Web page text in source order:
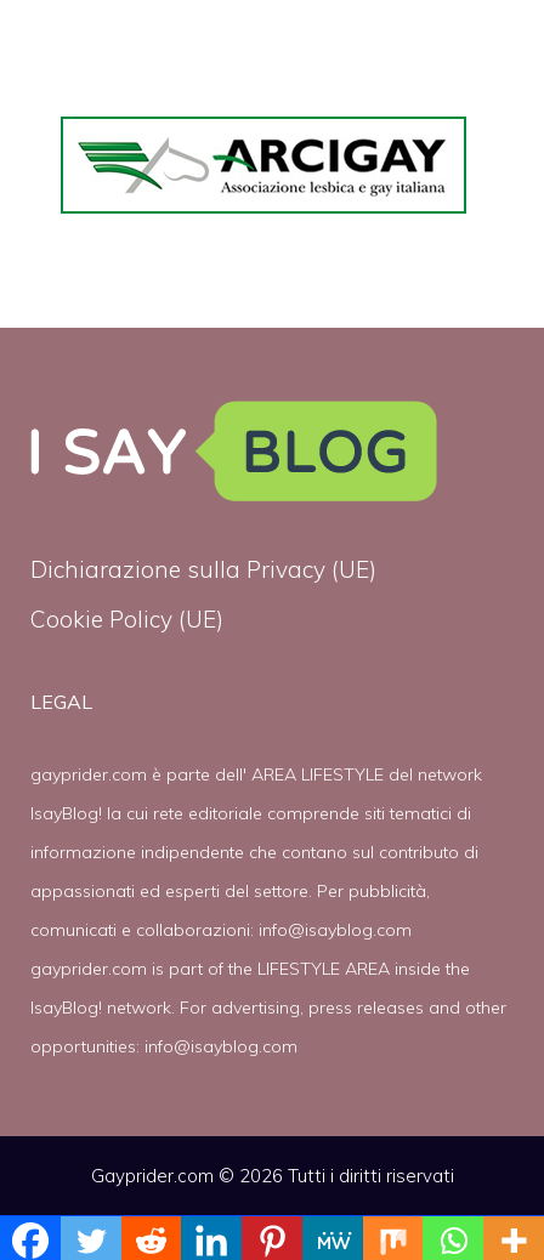
Dichiarazione sulla Privacy (UE)
Cookie Policy (UE)
LEGAL
gayprider.com è parte dell' AREA LIFESTYLE del network
IsayBlog! la cui rete editoriale comprende siti tematici di
informazione indipendente che contano sul contributo di
appassionati ed esperti del settore. Per pubblicità,
comunicati e collaborazioni: info@isayblog.com
gayprider.com is part of the LIFESTYLE AREA inside the
IsayBlog! network. For advertising, press releases and other
opportunities: info@isayblog.com
Gayprider.com © 2026 Tutti i diritti riservati